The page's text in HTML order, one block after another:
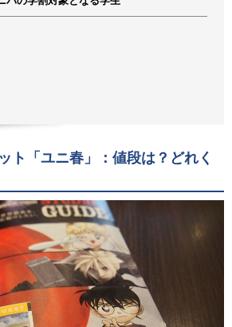
ト「ユニ春」：値段は？どれく